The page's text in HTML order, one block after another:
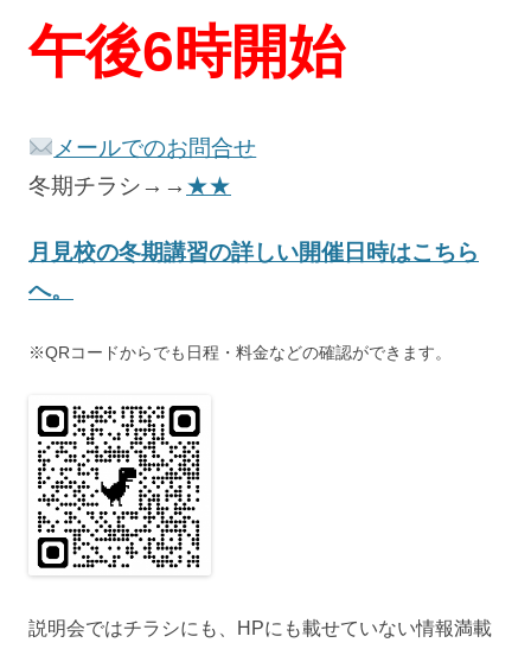
午後6時開始
メールでのお問合せ
冬期チラシ→→ ★★
月見校の冬期講習の詳しい開催日時はこちら
へ。
※QRコードからでも日程・料金などの確認ができます。
説明会ではチラシにも、HPにも載せていない情報満載